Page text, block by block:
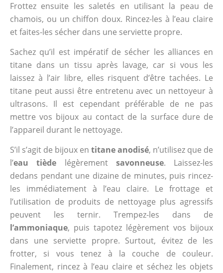
Frottez ensuite les saletés en utilisant la peau de
chamois, ou un chiffon doux. Rincez-les à l’eau claire
et faites-les sécher dans une serviette propre.
Sachez qu’il est impératif de sécher les alliances en
titane dans un tissu après lavage, car si vous les
laissez à l’air libre, elles risquent d’être tachées. Le
titane peut aussi être entretenu avec un nettoyeur à
ultrasons. Il est cependant préférable de ne pas
mettre vos bijoux au contact de la surface dure de
l’appareil durant le nettoyage.
S’il s’agit de bijoux en titane anodisé, n’utilisez que de
l’eau tiède légèrement savonneuse. Laissez-les
dedans pendant une dizaine de minutes, puis rincez-
les immédiatement à l’eau claire. Le frottage et
l’utilisation de produits de nettoyage plus agressifs
peuvent les ternir. Trempez-les dans de
l’ammoniaque, puis tapotez légèrement vos bijoux
dans une serviette propre. Surtout, évitez de les
frotter, si vous tenez à la couche de couleur.
Finalement, rincez à l’eau claire et séchez les objets